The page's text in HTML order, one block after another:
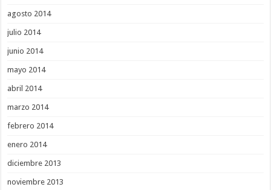
agosto 2014
julio 2014
junio 2014
mayo 2014
abril 2014
marzo 2014
febrero 2014
enero 2014
diciembre 2013
noviembre 2013